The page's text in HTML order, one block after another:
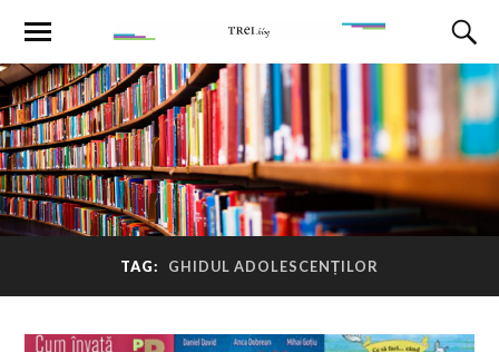
TAG: GHIDUL ADOLESCENȚILOR